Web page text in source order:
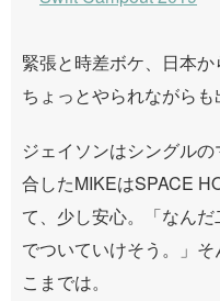
緊張と時差ボケ、日本
ちょっとやられながらも
ジェイソンはシングル
合したMIKEはSPACE
て、少し安心。「なん
でついていけそう。」
こまでは。